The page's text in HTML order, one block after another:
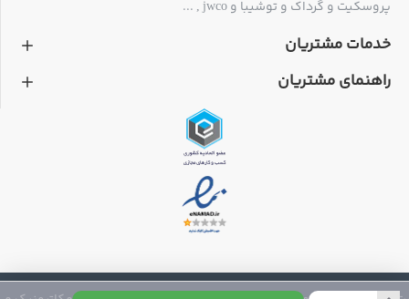
پروسکیت و گرداک و توشیبا و jwco , ...
خدمات مشتریان
راهنمای مشتریان